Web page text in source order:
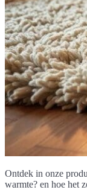
Ontdek in onze
warmte? en hoe het